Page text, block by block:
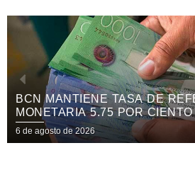
CANDIDATAS A REINAS
PARTICIPARÁN EN EL
INTERNACIONAL DE LAS
GASTRONOMÍA
6 de agosto de 2026